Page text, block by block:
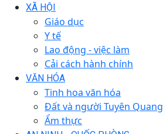
XÃ HỘI
Giáo dục
Y tế
Lao động - việc làm
Cải cách hành chính
VĂN HÓA
Tinh hoa văn hóa
Đất và người Tuyên Quang
Ẩm thực